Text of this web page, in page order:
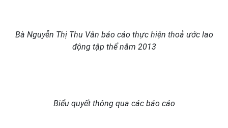
Bà Nguyễn Thị Thu Vân báo cáo thực hiện thoả ước lao
động tập thể năm 2013
Biểu quyết thông qua các báo cáo